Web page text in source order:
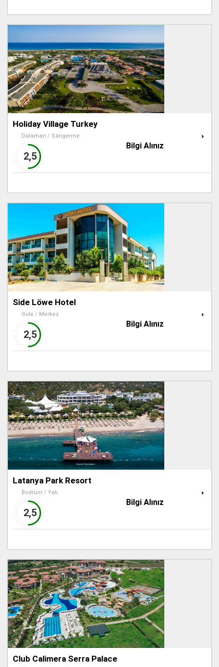
Holiday Village Turkey
Dalaman / Sarıgerme
2,5
Bilgi Alınız
Side Löwe Hotel
Side / Merkez
2,5
Bilgi Alınız
Latanya Park Resort
Bodrum / Yalı
2,5
Bilgi Alınız
Club Calimera Serra Palace